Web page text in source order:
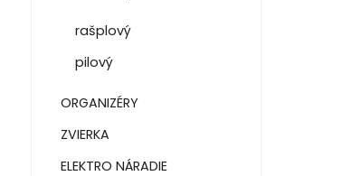
rašplový
pilový
ORGANIZÉRY
ZVIERKA
ELEKTRO NÁRADIE